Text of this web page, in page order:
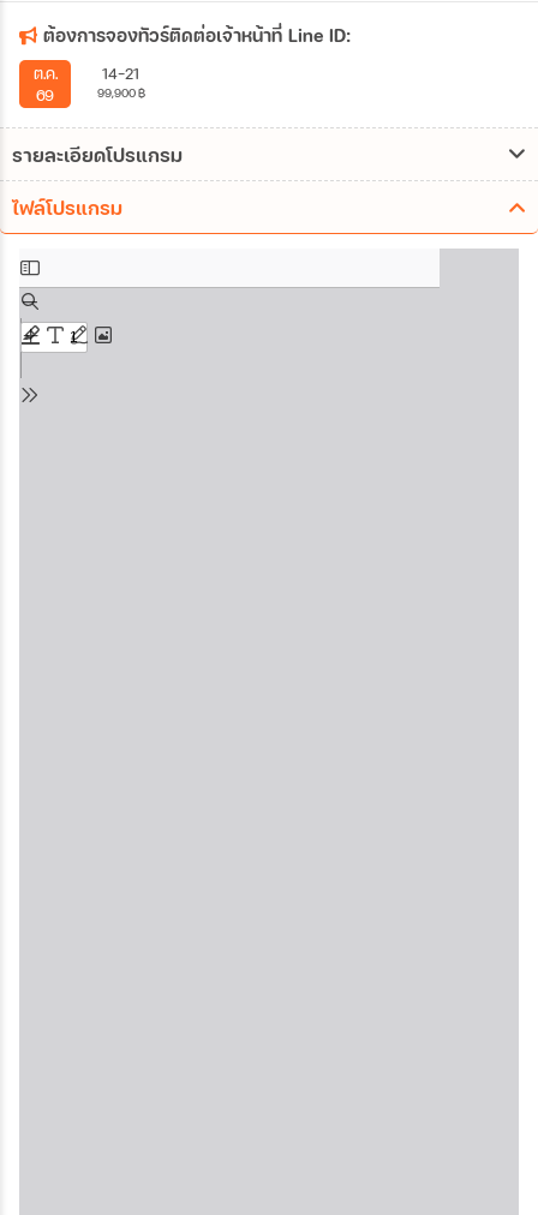
ต้องการจองทัวร์ติดต่อเจ้าหน้าที่ Line ID:
ต.ค.
69
14-21
99,900฿
รายละเอียดโปรแกรม
ไฟล์โปรแกรม